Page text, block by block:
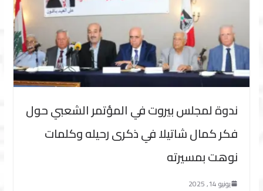
ندوة لمجلس بيروت في المؤتمر الشعبي حول
فكر كمال شاتيلا في ذكرى رحيله وكلمات
نوهت بمسيرته
يونيو 14, 2025